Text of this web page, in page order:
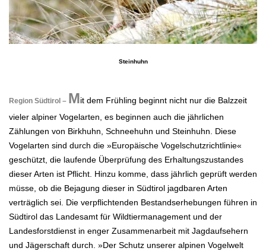
Steinhuhn
Region Südtirol – Mit dem Frühling beginnt nicht nur die Balzzeit
vieler alpiner Vogelarten, es beginnen auch die jährlichen
Zählungen von Birkhuhn, Schneehuhn und Steinhuhn. Diese
Vogelarten sind durch die »Europäische Vogelschutzrichtlinie«
geschützt, die laufende Überprüfung des Erhaltungszustandes
dieser Arten ist Pflicht. Hinzu komme, dass jährlich geprüft werden
müsse, ob die Bejagung dieser in Südtirol jagdbaren Arten
verträglich sei. Die verpflichtenden Bestandserhebungen führen in
Südtirol das Landesamt für Wildtiermanagement und der
Landesforstdienst in enger Zusammenarbeit mit Jagdaufsehern
und Jägerschaft durch. »Der Schutz unserer alpinen Vogelwelt